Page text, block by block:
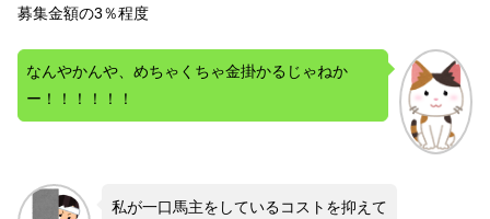
募集金額の3％程度
なんやかんや、めちゃくちゃ金掛かるじゃねか
ー！！！！！！
私が一口馬主をしているコストを抑えて